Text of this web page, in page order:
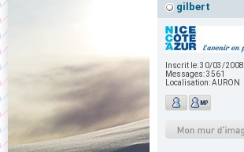
gilbert
Inscrit le:30/03/2008
Messages:3561
Localisation:AURON